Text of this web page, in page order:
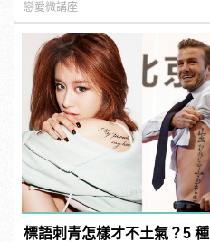
戀愛微講座
標語刺青怎樣才不土氣？5